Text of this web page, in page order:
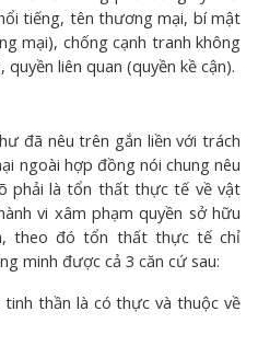
tiếng, tên thương mại, bí mật
mại), chống cạnh tranh không
liên quan (quyền kề cận).
đã nêu trên gắn liền với trách
ngoài hợp đồng nói chung nêu
phải là tổn thất thực tế về vật
vi xâm phạm quyền sở hữu
theo đó tổn thất thực tế chỉ
minh được cả 3 căn cứ sau:
thần là có thực và thuộc về